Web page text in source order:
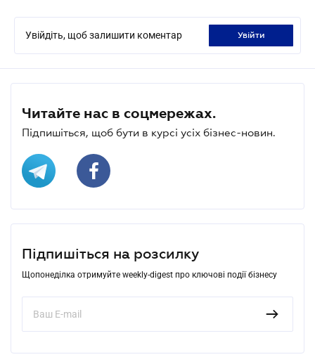
Увійдіть, щоб залишити коментар увійти
Читайте нас в соцмережах.
Підпишіться, щоб бути в курсі усіх бізнес-новин.
Підпишіться на розсилку
Щопонеділка отримуйте weekly-digest про ключові події бізнесу